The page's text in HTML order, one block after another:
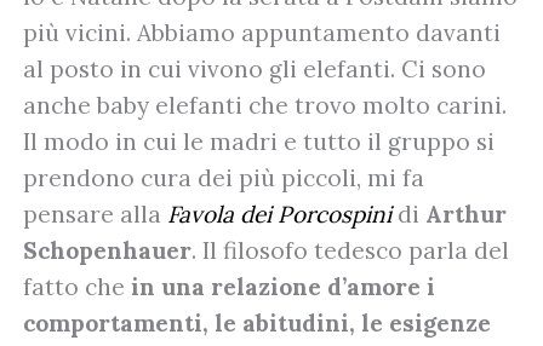
più vicini. Abbiamo appuntamento davanti
al posto in cui vivono gli elefanti. Ci sono
anche baby elefanti che trovo molto carini.
Il modo in cui le madri e tutto il gruppo si
prendono cura dei più piccoli, mi fa
pensare alla Favola dei Porcospinidi Arthur
Schopenhauer. Il filosofo tedesco parla del
fatto che in una relazione d’amore i
comportamenti, le abitudini, le esigenze